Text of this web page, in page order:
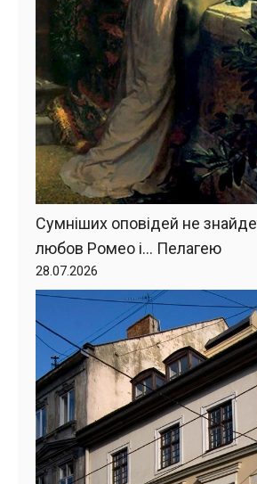
Сумніших оповідей не
любов Ромео і… Пелагею
28.07.2026